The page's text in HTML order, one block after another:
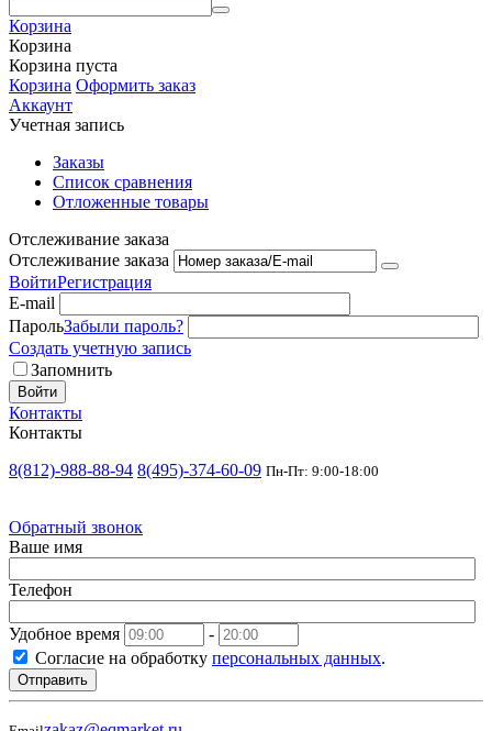
Корзина
Корзина
Корзина пуста
Корзина Оформить заказ
Аккаунт
Учетная запись
Заказы
Список сравнения
Отложенные товары
Отслеживание заказа
Отслеживание заказа
ВойтиРегистрация
E-mail
ПарольЗабыли пароль?
Создать учетную запись
Запомнить
Войти
Контакты
Контакты
8(812)-988-88-94 8(495)-374-60-09 Пн-Пт: 9:00-18:00
Обратный звонок
Ваше имя
Телефон
Удобное время
-
Согласие на обработку персональных данных.
Отправить